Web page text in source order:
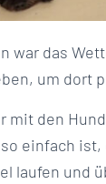
war das
um dort
mit den
einfach
laufen und